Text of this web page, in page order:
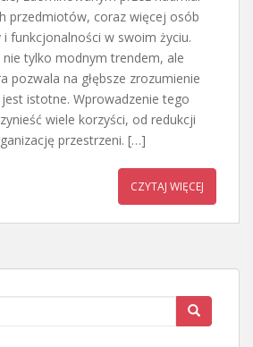
przedmiotów, coraz więcej osób
funkcjonalności w swoim życiu.
nie tylko modnym trendem, ale
pozwala na głębsze zrozumienie
istotne. Wprowadzenie tego
wiele korzyści, od redukcji
przestrzeni. […]
CZYTAJ WIĘCEJ